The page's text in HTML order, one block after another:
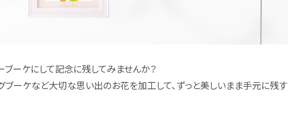
ーケにして記念に残してみませんか？
ブーケなど大切な思い出のお花を加工して、ずっと美しいまま手元に残す